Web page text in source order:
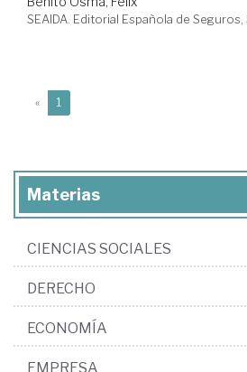
SEAIDA. Editorial Española de Seguros,
« 1
Materias
CIENCIAS SOCIALES
DERECHO
ECONOMÍA
EMPRESA